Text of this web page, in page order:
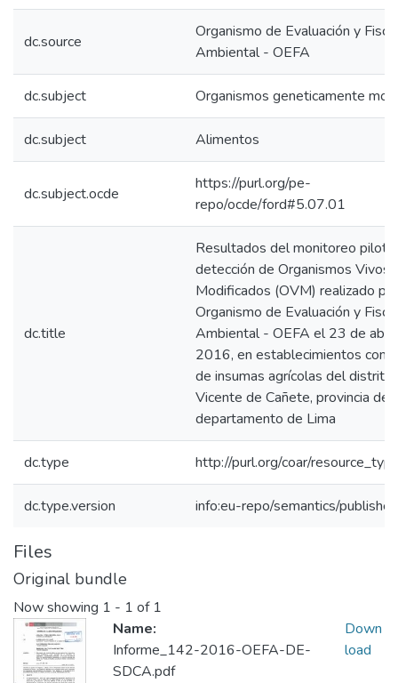
dc.source
Organismo de Evaluación y
Ambiental - OEFA
dc.subject Organismos geneticamente
dc.subject Alimentos
dc.subject.ocde
https://purl.org/pe-
repo/ocde/ford#5.07.01
dc.title
Resultados del monitoreo piloto
detección de Organismos Vivos
Modificados (OVM) realizado
Organismo de Evaluación y
Ambiental - OEFA el 23 de
2016, en establecimientos
de insumas agrícolas del distrito
Vicente de Cañete, provincia de
departamento de Lima
dc.type http://purl.org/coar/
dc.type.version info:eu-repo/semantics/
Files
Original bundle
Now showing 1 - 1 of 1
Name:
Informe_142-2016-OEFA-DE-
SDCA.pdf
Down
load